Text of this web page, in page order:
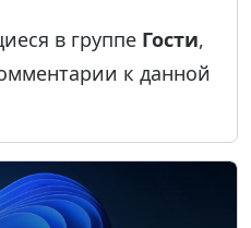
в группе Гости,
к данной